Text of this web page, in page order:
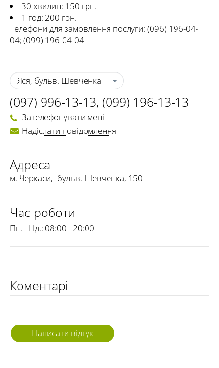
30 хвилин: 150 грн.
1 год: 200 грн.
Телефони для замовлення послуги: (096) 196-04-
04; (099) 196-04-04
Яся, бульв. Шевченка
(097) 996-13-13, (099) 196-13-13
Зателефонувати мені
Надіслати повідомлення
Адреса
м. Черкаси, бульв. Шевченка, 150
Час роботи
Пн. - Нд.: 08:00 - 20:00
Коментарі
Написати відгук